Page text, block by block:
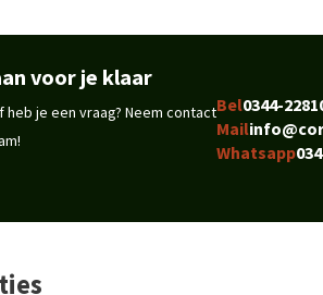
voor je klaar
heb je een vraag? Neem contactBel0344-
Mail
Whatsapp